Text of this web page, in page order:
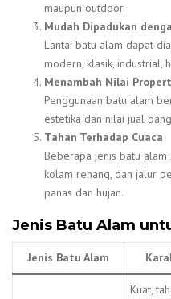
maupun outdoor.
Mudah Dipadukan
Lantai batu alam dapat
modern, klasik, industrial,
Menambah Nilai
Penggunaan batu alam
estetika dan nilai jual
Tahan Terhadap Cuaca
Beberapa jenis batu alam
kolam renang, dan jalur
panas dan hujan.
Jenis Batu Alam
Jenis Batu Alam
Kuat,